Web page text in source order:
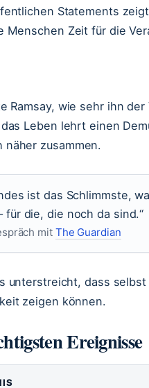
Statements
Zeit für die
Ramsay, wie sehr ihn
Leben lehrt einen
näher zusammen.
ist das Schlimmste,
für die, die noch da sind.“
mit The Guardian
unterstreicht, dass
zeigen können.
Ereignisse
Leben